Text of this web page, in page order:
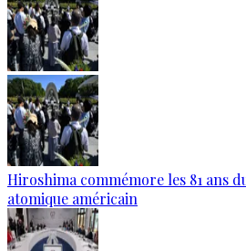
Hiroshima commémore les 81 ans
atomique américain